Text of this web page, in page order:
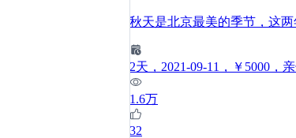
秋天是北京最美的季节，这
2天 ，2021-09-11 ，￥5000 ，
1.6万
32